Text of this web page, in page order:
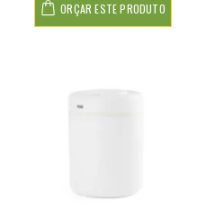
ORÇAR ESTE PRODUTO